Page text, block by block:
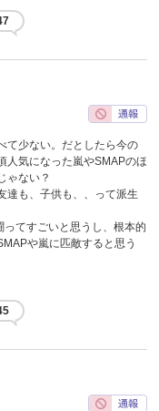
て少ない。だとしたら今の
人気になった嵐やSMAPのほ
ゃない？
達も、子供も、、って派生
てすごいと思うし、根本的
や嵐に匹敵すると思う